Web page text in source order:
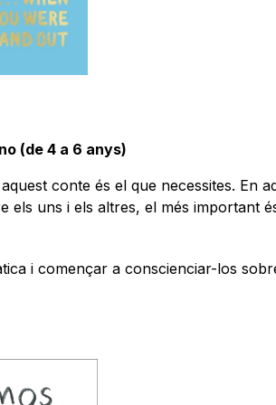
(de 4 a 6 anys)
conte és el que necessites. En
els uns i els altres, el més important
i començar a conscienciar-los